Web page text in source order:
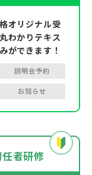
オリジナル受
わかりテキス
ができます！
説明会予約
お知らせ
者研修